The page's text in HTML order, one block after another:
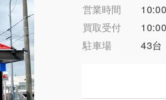
営業時間
買取受付
駐車場
43台